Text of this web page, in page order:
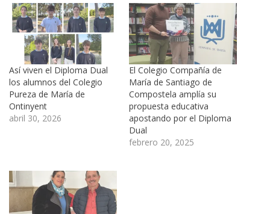
Así viven el Diploma Dual
los alumnos del Colegio
Pureza de María de
Ontinyent
abril 30, 2026
El Colegio Compañía de
María de Santiago de
Compostela amplía su
propuesta educativa
apostando por el Diploma
Dual
febrero 20, 2025